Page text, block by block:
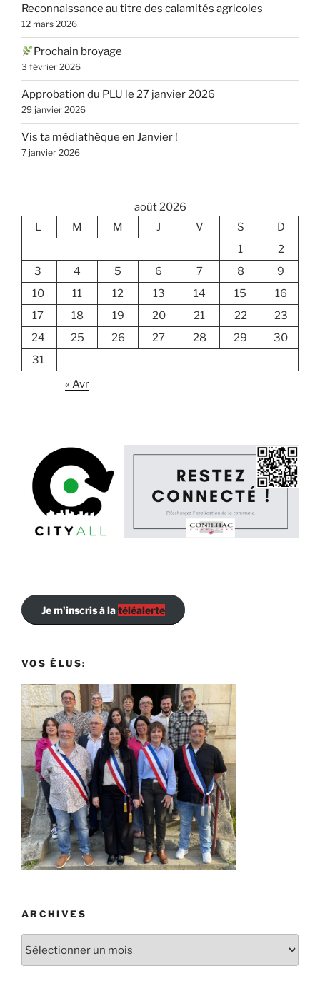
Reconnaissance au titre des calamités agricoles
12 mars 2026
Prochain broyage
3 février 2026
Approbation du PLU le 27 janvier 2026
29 janvier 2026
Vis ta médiathèque en Janvier !
7 janvier 2026
août 2026
L
M M J V S
D
1
2
3
4 5 6 7 8
9
10
11 12 13 14 15
16
17
18 19 20 21 22
23
24
25 26 27 28 29
30
31
« Avr
Je m'inscris à latéléalerte
VOS ÉLUS:
ARCHIVES